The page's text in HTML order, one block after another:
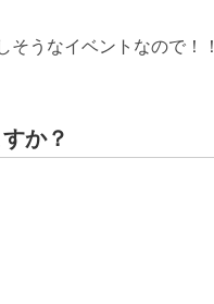
うなイベントなので！！
か？